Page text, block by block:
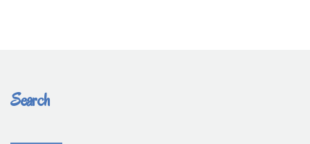
Search